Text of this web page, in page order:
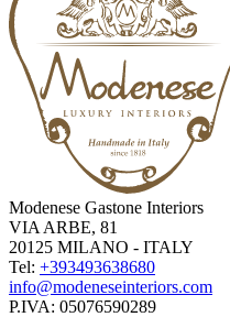
Modenese Gastone Interiors
VIA ARBE, 81
20125 MILANO - ITALY
Tel: +393493638680
info@modeneseinteriors.com
P.IVA: 05076590289